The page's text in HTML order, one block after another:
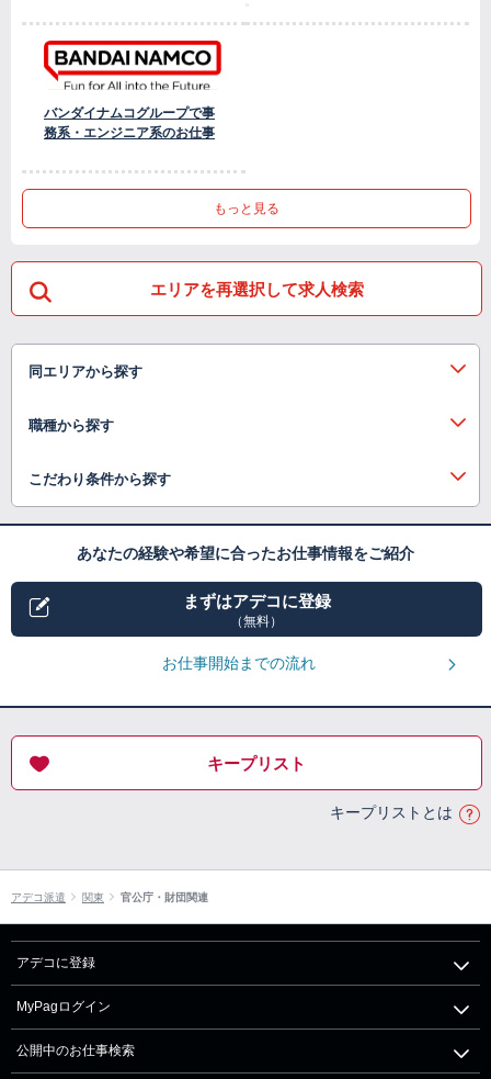
バンダイナムコグループで事
務系・エンジニア系のお仕事
もっと見る
エリアを再選択して求人検索
同エリアから探す
職種から探す
こだわり条件から探す
あなたの経験や希望に合ったお仕事情報をご紹介
まずはアデコに登録
（無料）
お仕事開始までの流れ
キープリスト
キープリストとは
アデコ派遣 関東 官公庁・財団関連
アデコに登録
MyPagログイン
公開中のお仕事検索